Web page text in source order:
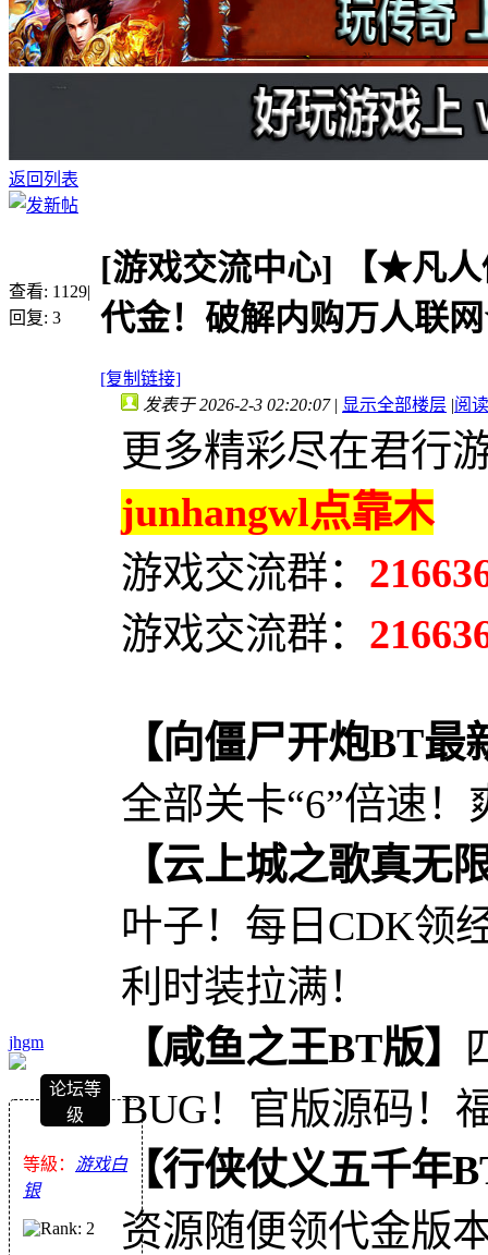
返回列表
查看: 1129|
回复: 3
[游戏交流中心]
【★凡
代金！破解内购万人联
[复制链接]
jhgm
论坛等
级
等級： 游戏白
银
发表于 2026-2-3 02:20:07 | 显示全部楼层 |阅
更多精彩尽在君行
junhangwl点靠木
游戏交流群：
游戏交流群：
【向僵尸开炮BT最
全部关卡“6”倍速！
【云上城之歌真无
叶子！每日CDK领
利时装拉满！
【咸鱼之王BT版】
BUG！官版源码！
【行侠仗义五千年
资源随便领代金版